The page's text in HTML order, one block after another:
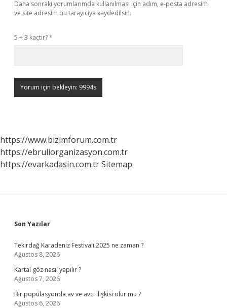
Daha sonraki yorumlarımda kullanılması için adım, e-posta adresim
ve site adresim bu tarayıcıya kaydedilsin.
5 + 3 kaçtır?*
https://www.bizimforum.com.tr
https://ebruliorganizasyon.com.tr
https://evarkadasin.com.trSitemap
Sidebar
Son Yazılar
Tekirdağ Karadeniz Festivali 2025 ne zaman ?
Ağustos 8, 2026
Kartal göz nasıl yapılır ?
Ağustos 7, 2026
Bir popülasyonda av ve avcı ilişkisi olur mu ?
Ağustos 6, 2026